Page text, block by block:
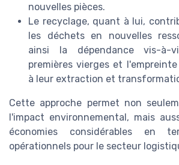
nouvelles pièces.
Le recyclage, quant à lui,
les déchets en nouvelles
ainsi la dépendance vis-à-
premières vierges et
à leur extraction et
Cette approche permet non
l'impact environnemental, mais
économies considérables en
opérationnels pour le secteur